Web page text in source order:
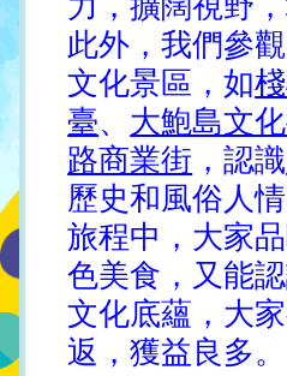
此外，我們參
文化景區，如
臺、 大鮑島文
路商業街 ，認識
歷史和風俗人
旅程中，大家
色美食，又能
文化底蘊，大
返，獲益良多。